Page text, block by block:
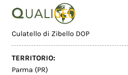
Culatello di Zibello DOP
TERRITORIO:
Parma (PR)